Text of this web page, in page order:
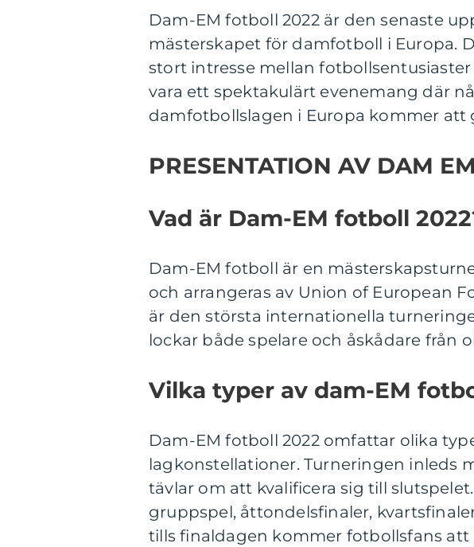
Dam-EM fotboll 2022 är den senaste
mästerskapet för damfotboll i Europa.
stort intresse mellan
vara ett spektakulärt evenemang där
damfotbollslagen i Europa kommer att
PRESENTATION AV DAM
Vad är Dam-EM fotboll
Dam-EM fotboll är en
och arrangeras av Union of European
är den största internationella
lockar både spelare och åskådare från
Vilka typer av dam-EM
Dam-EM fotboll 2022 omfattar olika
lagkonstellationer. Turneringen inleds
tävlar om att kvalificera sig till
gruppspel, åttondelsfinaler,
tills finaldagen kommer fotbollsfans